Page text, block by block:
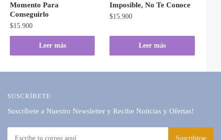
Momento Para
Conseguirlo
$15.900
Leer más
Imposible, No Te Conoce
$15.900
Leer más
SUSCRÍBETE
Suscríbete a Nuestro Newsletter y Recibe Noticias y Ofertas!